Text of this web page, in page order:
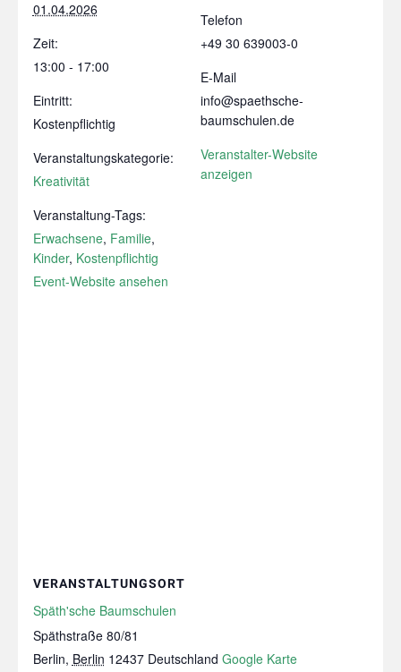
01.04.2026
Zeit:
13:00 - 17:00
Eintritt:
Kostenpflichtig
Veranstaltungskategorie:
Kreativität
Veranstaltung-Tags:
Erwachsene, Familie,
Kinder, Kostenpflichtig
Event-Website ansehen
Telefon
+49 30 639003-0
E-Mail
info@spaethsche-
baumschulen.de
Veranstalter-Website
anzeigen
VERANSTALTUNGSORT
Späth'sche Baumschulen
Späthstraße 80/81
Berlin, Berlin 12437 Deutschland Google Karte